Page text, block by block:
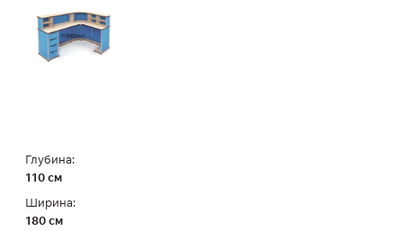
Глубина:
110 см
Ширина:
180 см